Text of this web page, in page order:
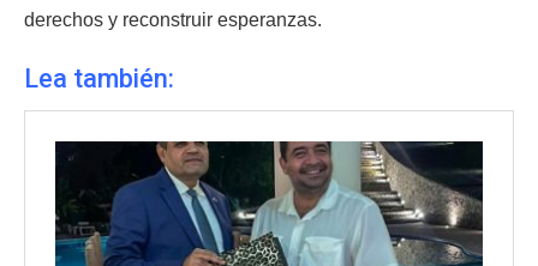
derechos y reconstruir esperanzas.
Lea también: